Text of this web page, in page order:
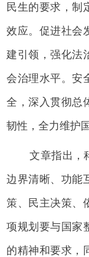
民生的要求，制
效应。促进社会
建引领，强化法
会治理水平。安
全，深入贯彻总
韧性，全力维护
文章指出，
边界清晰、功能
策、民主决策、
项规划要与国家
的精神和要求，